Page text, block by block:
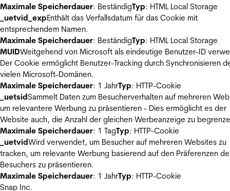
Maximale Speicherdauer: BeständigTyp: HTML Local Storage
_uetvid_expEnthält das Verfallsdatum für das Cookie mit
entsprechendem Namen.
Maximale Speicherdauer: BeständigTyp: HTML Local Storage
MUIDWeitgehend von Microsoft als eindeutige Benutzer-ID
Der Cookie ermöglicht Benutzer-Tracking durch Synchronisieren
vielen Microsoft-Domänen.
Maximale Speicherdauer: 1 JahrTyp: HTTP-Cookie
_uetsidSammelt Daten zum Besucherverhalten auf mehreren
um relevantere Werbung zu präsentieren - Dies ermöglicht es der
Website auch, die Anzahl der gleichen Werbeanzeige zu
Maximale Speicherdauer: 1 TagTyp: HTTP-Cookie
_uetvidWird verwendet, um Besucher auf mehreren Websites zu
tracken, um relevante Werbung basierend auf den Präferenzen
Besuchers zu präsentieren.
Maximale Speicherdauer: 1 JahrTyp: HTTP-Cookie
Snap Inc.